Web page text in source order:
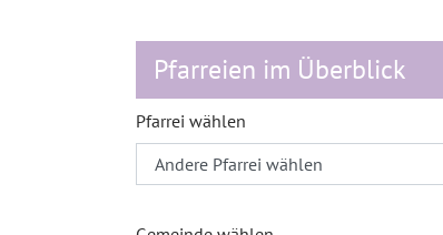
Pfarreien im Überblick
Pfarrei wählen